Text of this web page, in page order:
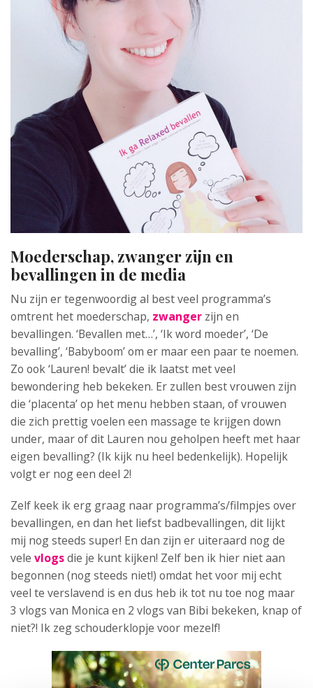
Moederschap, zwanger zijn en
bevallingen in de media
Nu zijn er tegenwoordig al best veel programma’s
omtrent het moederschap, zwanger zijn en
bevallingen. ‘Bevallen met…’, ‘Ik word moeder’, ‘De
bevalling’, ‘Babyboom’ om er maar een paar te noemen.
Zo ook ‘Lauren! bevalt’ die ik laatst met veel
bewondering heb bekeken. Er zullen best vrouwen zijn
die ‘placenta’ op het menu hebben staan, of vrouwen
die zich prettig voelen een massage te krijgen down
under, maar of dit Lauren nou geholpen heeft met haar
eigen bevalling? (Ik kijk nu heel bedenkelijk). Hopelijk
volgt er nog een deel 2!
Zelf keek ik erg graag naar programma’s/filmpjes over
bevallingen, en dan het liefst badbevallingen, dit lijkt
mij nog steeds super! En dan zijn er uiteraard nog de
vele vlogsdie je kunt kijken! Zelf ben ik hier niet aan
begonnen (nog steeds niet!) omdat het voor mij echt
veel te verslavend is en dus heb ik tot nu toe nog maar
3 vlogs van Monica en 2 vlogs van Bibi bekeken, knap of
niet?! Ik zeg schouderklopje voor mezelf!